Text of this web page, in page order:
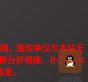
，版权争议与本站无
分析视频、补丁、/zc
，